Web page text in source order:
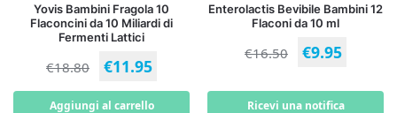
Yovis Bambini Fragola 10
Flaconcini da 10 Miliardi di
Fermenti Lattici
€18.80 €11.95
Aggiungi al carrello
Enterolactis Bevibile Bambini 12
Flaconi da 10 ml
€16.50 €9.95
Ricevi una notifica